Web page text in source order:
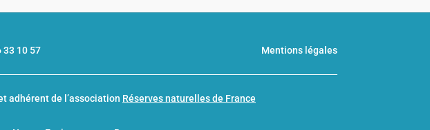
33 10 57 Mentions légales
adhérent de l’association Réserves naturelles de France